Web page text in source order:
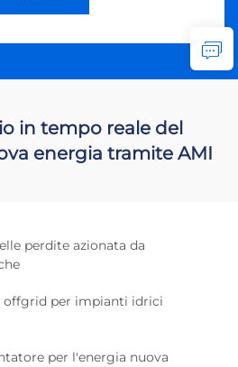
in tempo reale del
energia tramite AMI
perdite azionata da
offgrid per impianti idrici
per l'energia nuova